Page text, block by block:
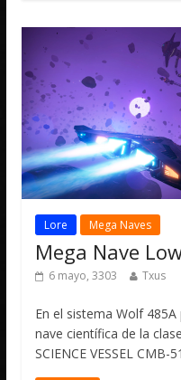
Lore Mega Naves
Mega Nave
6 mayo, 3303 Txus
En el sistema Wolf
nave científica de la
SCIENCE VESSEL CMB-